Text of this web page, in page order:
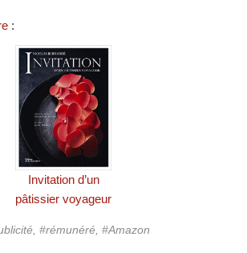
:
Invitation d’un
pâtissier voyageur
#rémunéré, #Amazon